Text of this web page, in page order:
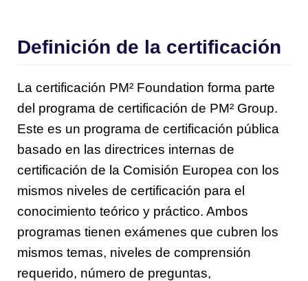
Definición de la certificación
La certificación PM² Foundation forma parte
del programa de certificación de PM² Group.
Este es un programa de certificación pública
basado en las directrices internas de
certificación de la Comisión Europea con los
mismos niveles de certificación para el
conocimiento teórico y práctico. Ambos
programas tienen exámenes que cubren los
mismos temas, niveles de comprensión
requerido, número de preguntas,